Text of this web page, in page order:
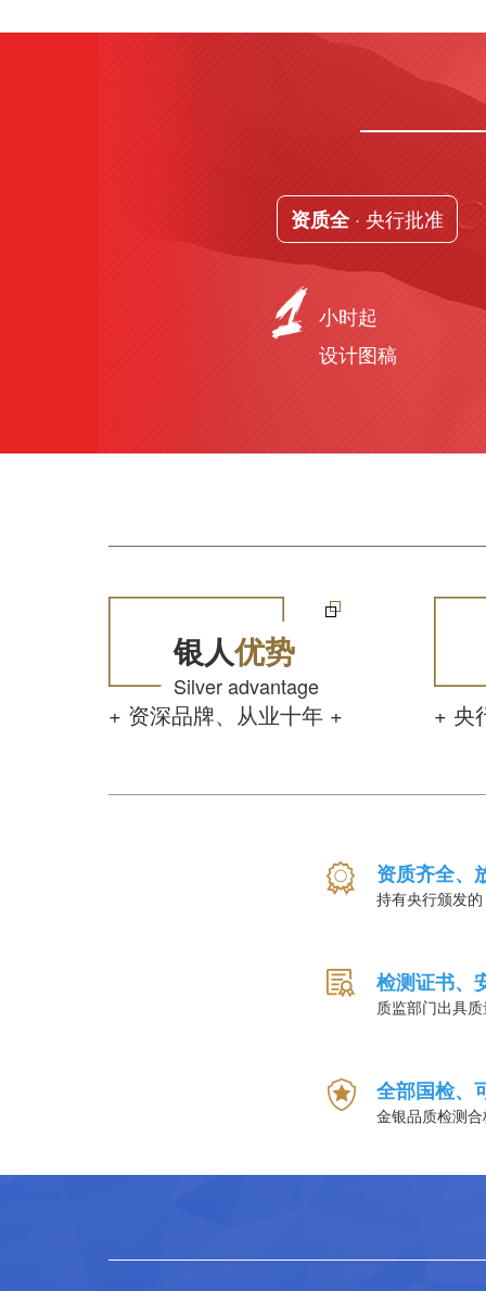
资质全· 央行批准
小时起
设计图稿
银人优势
Silver advantage
+ 资深品牌、从业十年 + + 央
资质齐全、
持有央行颁发
检测证书、
质监部门出具
全部国检、
金银品质检测